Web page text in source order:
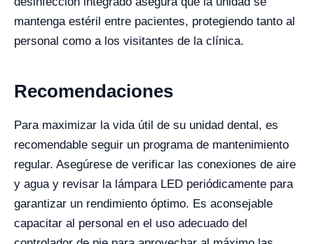
mantenga estéril entre pacientes, protegiendo tanto al
personal como a los visitantes de la clínica.
Recomendaciones
Para maximizar la vida útil de su unidad dental, es
recomendable seguir un programa de mantenimiento
regular. Asegúrese de verificar las conexiones de aire
y agua y revisar la lámpara LED periódicamente para
garantizar un rendimiento óptimo. Es aconsejable
capacitar al personal en el uso adecuado del